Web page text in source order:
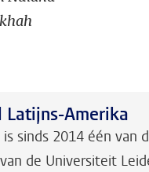
Latijns-Amerika
sinds 2014 één van
de Universiteit